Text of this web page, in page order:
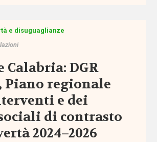
e disuguaglianze
Calabria: DGR
Piano regionale
e dei
di contrasto
2024–2026